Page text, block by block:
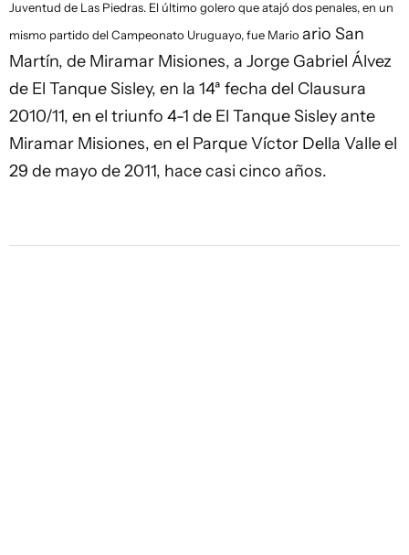
Juventud de Las Piedras. El último golero que atajó dos penales, en un
mismo partido del Campeonato Uruguayo, fue Mario ario San
Martín, de Miramar Misiones, a Jorge Gabriel Álvez
de El Tanque Sisley, en la 14ª fecha del Clausura
2010/11, en el triunfo 4-1 de El Tanque Sisley ante
Miramar Misiones, en el Parque Víctor Della Valle el
29 de mayo de 2011, hace casi cinco años.